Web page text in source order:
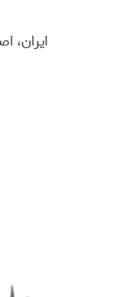
ایران،